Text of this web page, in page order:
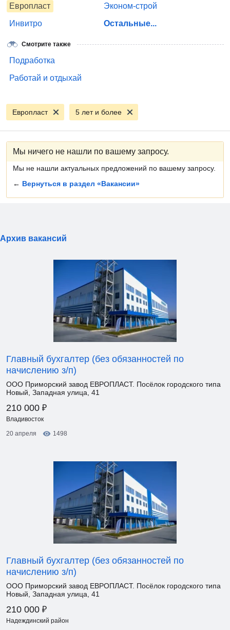
Европласт
Инвитро
Эконом-строй
Остальные...
Смотрите также
Подработка
Работай и отдыхай
Европласт 5 лет и более
Мы ничего не нашли по вашему запросу.
Мы не нашли актуальных предложений по вашему запросу.
← Вернуться в раздел «Вакансии»
Архив вакансий
Главный бухгалтер (без обязанностей по
начислению з/п)
ООО Приморский завод ЕВРОПЛАСТ. Посёлок городского типа
Новый, Западная улица, 41
210 000 ₽
Владивосток
20 апреля
1498
Главный бухгалтер (без обязанностей по
начислению з/п)
ООО Приморский завод ЕВРОПЛАСТ. Посёлок городского типа
Новый, Западная улица, 41
210 000 ₽
Надеждинский район